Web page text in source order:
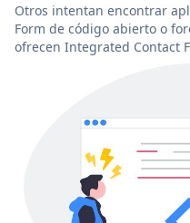
Otros intentan encontrar
Form de código abierto o
ofrecen Integrated Contact